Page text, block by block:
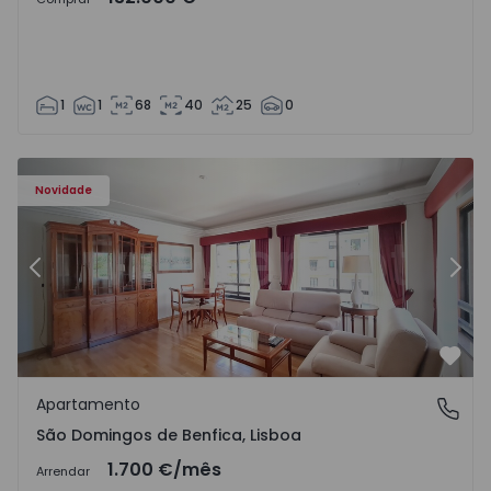
1 1 68 40 25 0
Novidade
Anterior
São Domingos de Benfica, Lisboa
Apartamento
São Domingos de Benfica, Lisboa
Arrendar 1.700 €/mês